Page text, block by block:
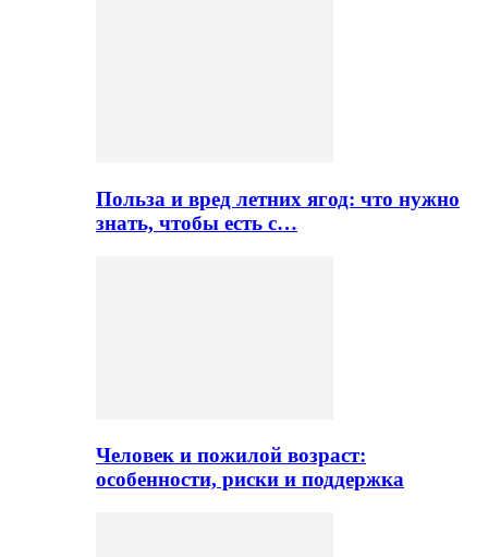
Польза и вред летних ягод: что нужно
знать, чтобы есть с…
Человек и пожилой возраст:
особенности, риски и поддержка